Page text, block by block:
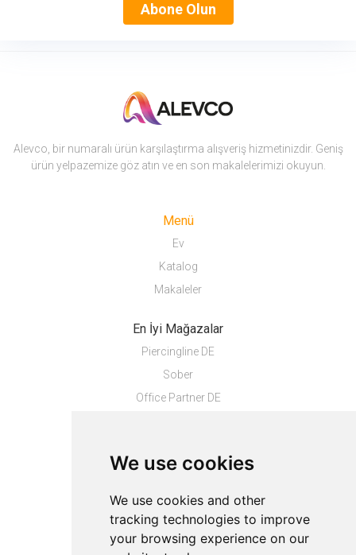
We use cookies
We use cookies and other
tracking technologies to improve
your browsing experience on our
Abone Olun
Alevco, bir numaralı ürün karşılaştırma alışveriş hizmetinizdir. Geniş
ürün yelpazemize göz atın ve en son makalelerimizi okuyun.
Menü
Ev
Katalog
Makaleler
En İyi Mağazalar
Piercingline DE
Sober
Office Partner DE
En İyi Ürünler
Hakkında
Gizlilik